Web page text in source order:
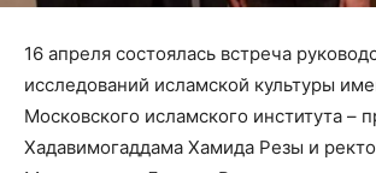
16 апреля состоялась встреча
исследований исламской культуры
Московского исламского института –
Хадавимогаддама Хамида Резы и